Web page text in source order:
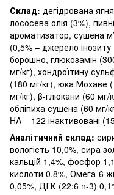
Склад: дегідрована
лососева олія (3%),
ароматизатор, сушена
(0,5% – джерело
борошно, глюкозамін
мг/кг), хондроїтину
(180 мг/кг), юка Мохаве
мг/кг), β-глюкани (60 мг/
обліпиха сушена (60 мг/
HA – 122 інактивовані
Аналітичний склад:
вологість 10,0%, сира
кальцій 1,4%, фосфор
кислоти 0,8%, Омега-6
0,05%, ДГК (22:6 n-3)